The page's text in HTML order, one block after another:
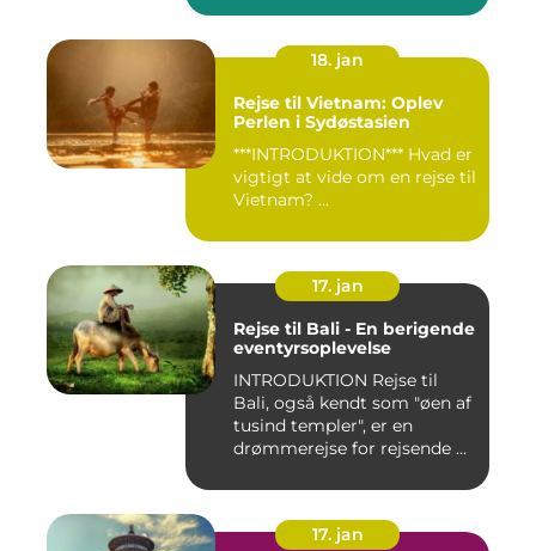
18. jan
Rejse til Vietnam: Oplev
Perlen i Sydøstasien
***INTRODUKTION*** Hvad er
vigtigt at vide om en rejse til
Vietnam? ...
17. jan
Rejse til Bali - En berigende
eventyrsoplevelse
INTRODUKTION Rejse til
Bali, også kendt som "øen af
tusind templer", er en
drømmerejse for rejsende ...
17. jan